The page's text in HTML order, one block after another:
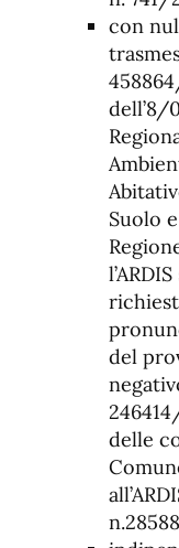
con
dell’8/
Suolo
del
delle